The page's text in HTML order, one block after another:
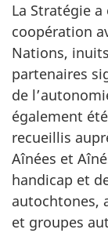
La Stratégie
coopération
Nations,
partenaires
de
également
recueillis
Aînées et
handicap et
autochtones,
et groupes